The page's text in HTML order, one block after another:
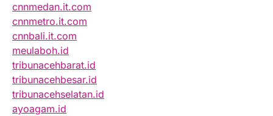
cnnmedan.it.com
cnnmetro.it.com
cnnbali.it.com
meulaboh.id
tribunacehbarat.id
tribunacehbesar.id
tribunacehselatan.id
ayoagam.id